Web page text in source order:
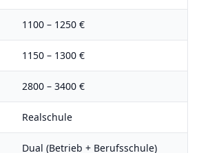
1100 – 1250 €
1150 – 1300 €
2800 – 3400 €
Realschule
Dual (Betrieb + Berufsschule)